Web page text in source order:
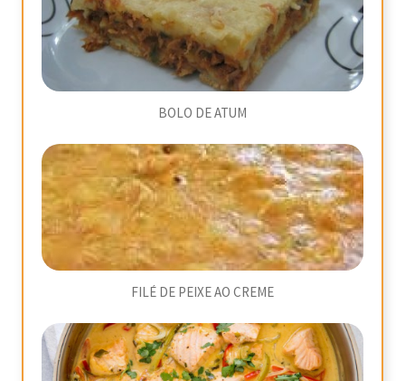
BOLO DE ATUM
FILÉ DE PEIXE AO CREME